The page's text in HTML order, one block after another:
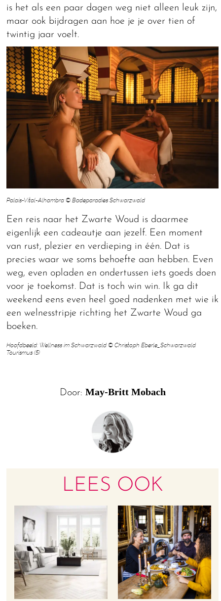
is het als een paar dagen weg niet alleen leuk zijn,
maar ook bijdragen aan hoe je je over tien of
twintig jaar voelt.
Palais-Vital-Alhambra © Badeparadies Schwarzwald
Een reis naar het Zwarte Woud is daarmee
eigenlijk een cadeautje aan jezelf. Een moment
van rust, plezier en verdieping in één. Dat is
precies waar we soms behoefte aan hebben. Even
weg, even opladen en ondertussen iets goeds doen
voor je toekomst. Dat is toch win win. Ik ga dit
weekend eens even heel goed nadenken met wie ik
een welnesstripje richting het Zwarte Woud ga
boeken.
Hoofdbeeld: Wellness im Schwarzwald © Christoph Eberle_Schwarzwald
Tourismus (5)
Door: May-Britt Mobach
LEES OOK